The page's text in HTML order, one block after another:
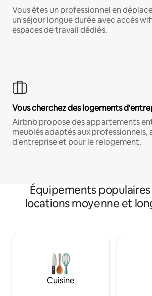
Vous êtes un professionnel en
un séjour longue durée avec accès
espaces de travail dédiés.
Vous cherchez des logements
Airbnb propose des appartements
meublés adaptés aux professionnels,
d'entreprise et pour le relogement.
Équipements
locations moyenne et
Cuisine